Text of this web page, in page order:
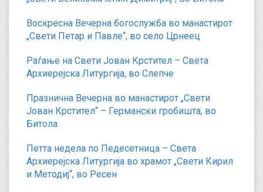
Воскресна Вечерна богослужба во манастирот
„Свети Петар и Павле“, во село Црнеец
Раѓање на Свети Јован Крстител – Света
Архиерејска Литургија, во Слепче
Празнична Вечерна во манастирот „Свети
Јован Крстител“ – Германски гробишта, во
Битола
Петта недела по Педесетница – Света
Архиерејска Литургија во храмот „Свети Кирил
и Методиј“, во Ресен